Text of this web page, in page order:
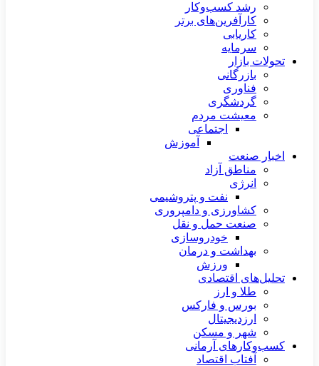
رشد کسب‌وکار
کارآفرین‌های برتر
کاریابی
سرمایه
تحولات بازار
بازرگانی
فناوری
گردشگری
معیشت مردم
اجتماعی
آموزش
اخبار صنعت
مناطق آزاد
انرژی
نفت و پتروشیمی
کشاورزی و دامپروری
صنعت حمل و نقل
خودروسازی
بهداشت و درمان
ورزش
تحلیل‌های اقتصادی
طلا و ارز
بورس و فارکس
ارزدیجیتال
شهر و مسکن
کسب‌وکارهای آرمانی
آفتاب اقتصاد